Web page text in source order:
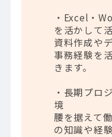
・Excel・
を活かして
資料作成や
事務経験を
きます。
・長期プロ
境
腰を据えて
の知識や経